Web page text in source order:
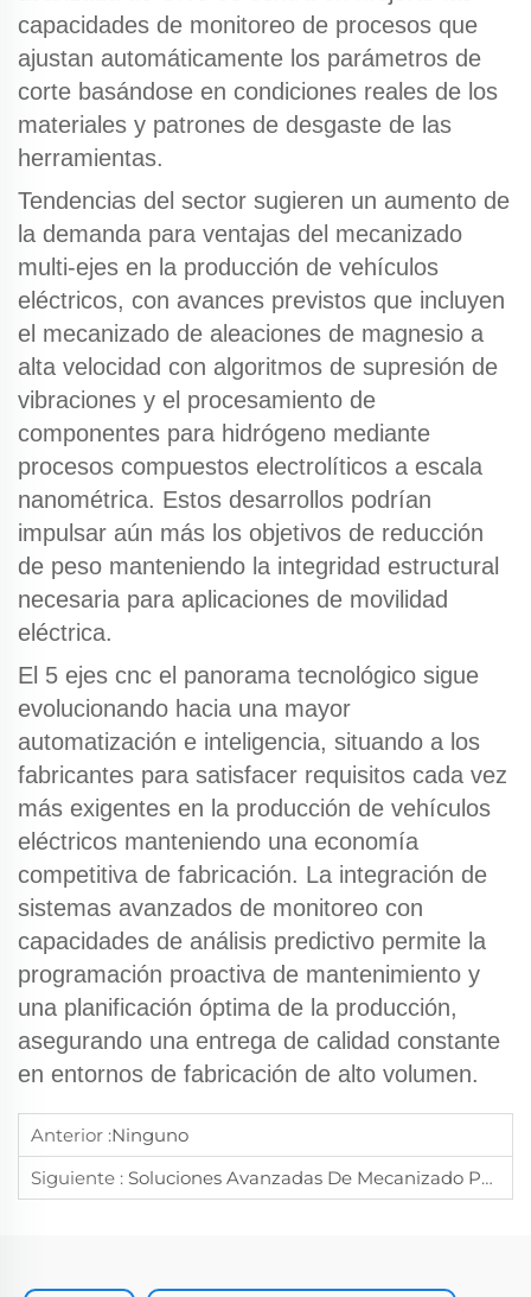
capacidades de monitoreo de procesos que
ajustan automáticamente los parámetros de
corte basándose en condiciones reales de los
materiales y patrones de desgaste de las
herramientas.
Tendencias del sector sugieren un aumento de
la demanda para ventajas del mecanizado
multi-ejes en la producción de vehículos
eléctricos, con avances previstos que incluyen
el mecanizado de aleaciones de magnesio a
alta velocidad con algoritmos de supresión de
vibraciones y el procesamiento de
componentes para hidrógeno mediante
procesos compuestos electrolíticos a escala
nanométrica. Estos desarrollos podrían
impulsar aún más los objetivos de reducción
de peso manteniendo la integridad estructural
necesaria para aplicaciones de movilidad
eléctrica.
El 5 ejes cnc el panorama tecnológico sigue
evolucionando hacia una mayor
automatización e inteligencia, situando a los
fabricantes para satisfacer requisitos cada vez
más exigentes en la producción de vehículos
eléctricos manteniendo una economía
competitiva de fabricación. La integración de
sistemas avanzados de monitoreo con
capacidades de análisis predictivo permite la
programación proactiva de mantenimiento y
una planificación óptima de la producción,
asegurando una entrega de calidad constante
en entornos de fabricación de alto volumen.
Anterior :Ninguno
Siguiente : Soluciones Avanzadas De Mecanizado Por Torneado CNC: Transformando La Excelencia En La Fabricación De Equipos Médicos